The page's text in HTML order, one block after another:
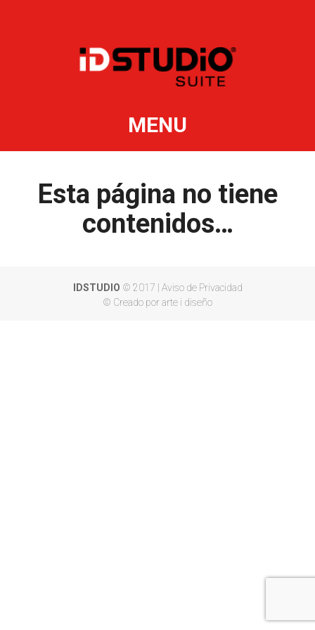
MENU
Esta página no tiene
contenidos…
IDSTUDIO © 2017 | Aviso de Privacidad
© Creado por arte i diseño